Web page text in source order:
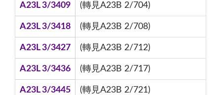
A23L 3/3409 (轉見A23B 2/704)
A23L 3/3418 (轉見A23B 2/708)
A23L 3/3427 (轉見A23B 2/712)
A23L 3/3436 (轉見A23B 2/717)
A23L 3/3445 (轉見A23B 2/721)